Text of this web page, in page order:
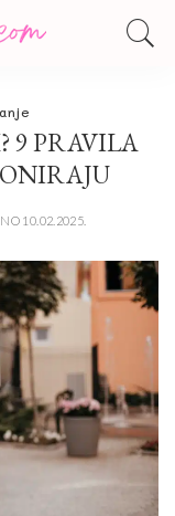
9 PRAVILA
10.02.2025.